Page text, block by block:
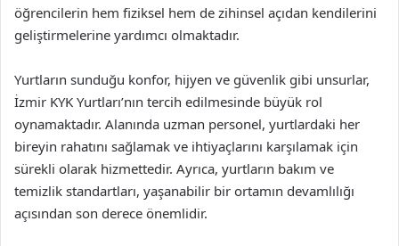
öğrencilerin hem fiziksel hem de zihinsel açıdan kendilerini
geliştirmelerine yardımcı olmaktadır.
Yurtların sunduğu konfor, hijyen ve güvenlik gibi unsurlar,
İzmir KYK Yurtları’nın tercih edilmesinde büyük rol
oynamaktadır. Alanında uzman personel, yurtlardaki her
bireyin rahatını sağlamak ve ihtiyaçlarını karşılamak için
sürekli olarak hizmettedir. Ayrıca, yurtların bakım ve
temizlik standartları, yaşanabilir bir ortamın devamlılığı
açısından son derece önemlidir.